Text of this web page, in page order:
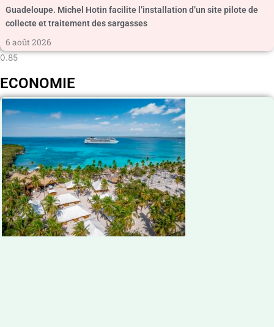
Guadeloupe. Michel Hotin facilite l’installation d’un site pilote de
collecte et traitement des sargasses
6 août 2026
ECONOMIE